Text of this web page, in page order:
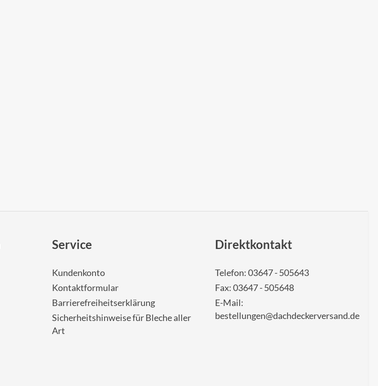
Service
Kundenkonto
Kontaktformular
Barrierefreiheitserklärung
Sicherheitshinweise für Bleche aller
Art
Direktkontakt
Telefon: 03647 - 505643
Fax: 03647 - 505648
E-Mail:
bestellungen@dachdeckerversand.de